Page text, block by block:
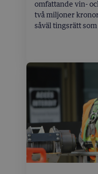
omfattande vin-
två miljoner
såväl tingsrätt
fullbordat.